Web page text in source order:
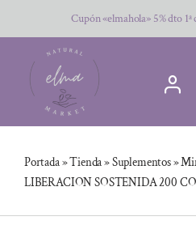
al
contenido
Cupón «elmahola» 5% dto
Portada»Tienda»Suplementos»
LIBERACION SOSTENIDA 200